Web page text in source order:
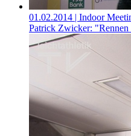
01.02.2014 | Indoor
Patrick Zwicker: "Rennen